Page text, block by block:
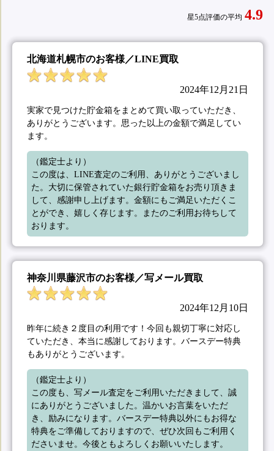
星5点評価の平均 4.9
北海道札幌市のお客様／LINE買取
2024年12月21日
実家で見つけた貯金箱をまとめて買い取っていただき、
ありがとうございます。思った以上の金額で満足してい
ます。
（鑑定士より）
この度は、LINE査定のご利用、ありがとうございまし
た。大切に保管されていた銀行貯金箱をお売り頂きま
して、感謝申し上げます。金額にもご満足いただくこ
とができ、嬉しく存じます。またのご利用お待ちして
おります。
神奈川県藤沢市のお客様／写メール買取
2024年12月10日
昨年に続き２度目の利用です！今回も親切丁寧に対応し
ていただき、本当に感謝しております。バースデー特典
もありがとうございます。
（鑑定士より）
この度も、写メール査定をご利用いただきまして、誠
にありがとうございました。温かいお言葉をいただ
き、励みになります。バースデー特典以外にもお得な
特典をご準備しておりますので、ぜひ次回もご利用く
ださいませ。今後ともよろしくお願いいたします。